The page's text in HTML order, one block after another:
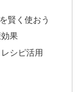
賢く使おう
果
シピ活用